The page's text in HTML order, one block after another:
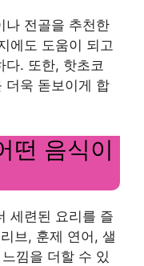
나 전골을 추천한
에도 도움이 되고
다. 또한, 핫초코
더욱 돋보이게 합
떤 음식이
세련된 요리를 즐
브, 훈제 연어, 샐
낌을 더할 수 있